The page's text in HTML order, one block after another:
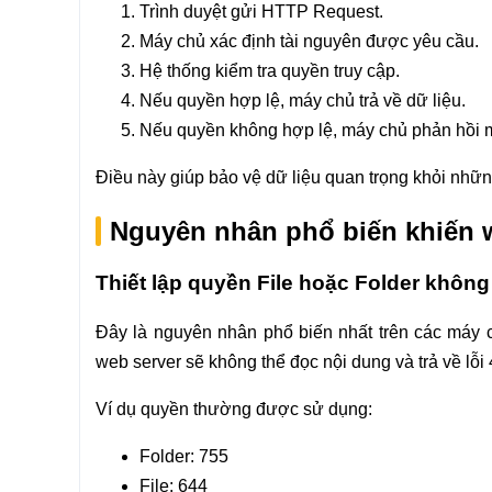
Trình duyệt gửi HTTP Request.
Máy chủ xác định tài nguyên được yêu cầu.
Hệ thống kiểm tra quyền truy cập.
Nếu quyền hợp lệ, máy chủ trả về dữ liệu.
Nếu quyền không hợp lệ, máy chủ phản hồi
Điều này giúp bảo vệ dữ liệu quan trọng khỏi
Nguyên nhân phổ biến khiến
Thiết lập quyền File hoặc Folder
Đây là nguyên nhân phổ biến nhất trên các máy
web server sẽ không thể đọc nội dung và trả về lỗi
Ví dụ quyền thường được sử dụng:
Folder: 755
File: 644